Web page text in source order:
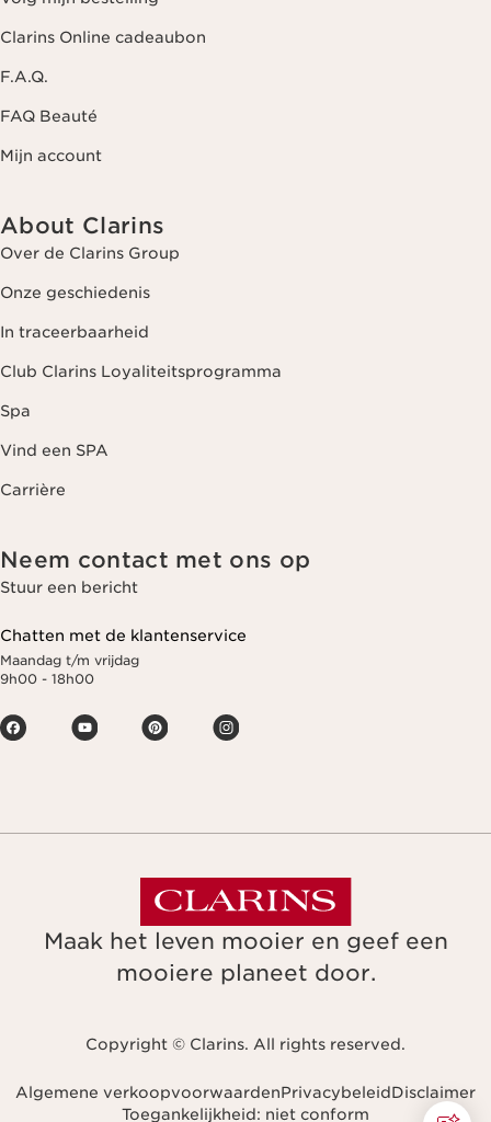
Clarins Online cadeaubon
F.A.Q.
FAQ Beauté
Mijn account
About Clarins
Over de Clarins Group
Onze geschiedenis
In traceerbaarheid
Club Clarins Loyaliteitsprogramma
Spa
Vind een SPA
Carrière
Neem contact met ons op
Stuur een bericht
Chatten met de klantenservice
Maandag t/m vrijdag
9h00 - 18h00
Maak het leven mooier en geef een
mooiere planeet door.
Copyright © Clarins. All rights reserved.
Algemene verkoopvoorwaardenPrivacybeleidDisclaimer
Toegankelijkheid: niet conform